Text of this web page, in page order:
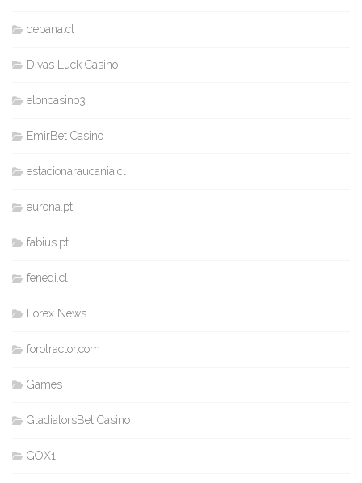
depana.cl
Divas Luck Casino
eloncasino3
EmirBet Casino
estacionaraucania.cl
eurona.pt
fabius.pt
fenedi.cl
Forex News
forotractor.com
Games
GladiatorsBet Casino
GOX1